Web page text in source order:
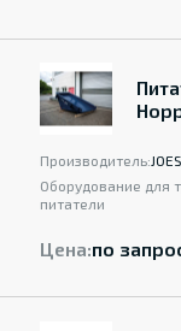
Производитель:
Оборудование для
питатели
Цена:по